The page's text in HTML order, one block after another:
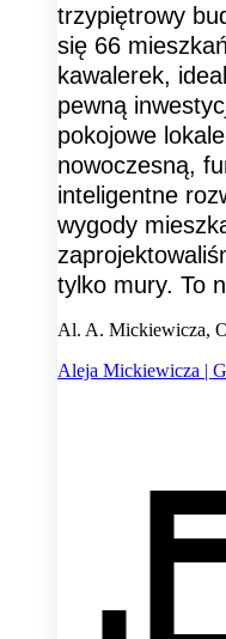
trzypiętrowy
się 66
kawalerek,
pewną
pokojowe
nowoczesną,
inteligentne
wygody
tylko mury. To
Al. A. Mickiewicza,
Aleja Mickiewicza |